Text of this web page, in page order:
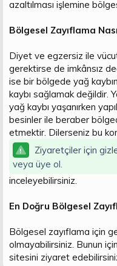
azaltılması işlemine
Bölgesel Zayıflama
Diyet ve egzersiz ile
gerektirse de imkânsız
ise bir bölgede yağ
kaybı sağlamak değildir.
yağ kaybı yaşanırken
besinler ile beraber
etmektir. Dilerseniz bu
Ziyaretçiler için
veya üye ol.
inceleyebilirsiniz.
En Doğru Bölgesel
Bölgesel zayıflama için
olmayabilirsiniz. Bunun
sitesini ziyaret